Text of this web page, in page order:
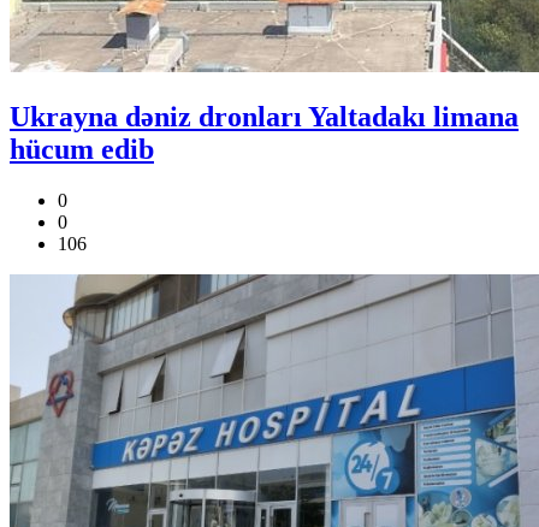
Ukrayna dəniz dronları Yaltadakı limana
hücum edib
0
0
106